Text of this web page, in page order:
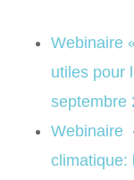
Webinaire
utiles pour
septembre
Webinaire
climatique: